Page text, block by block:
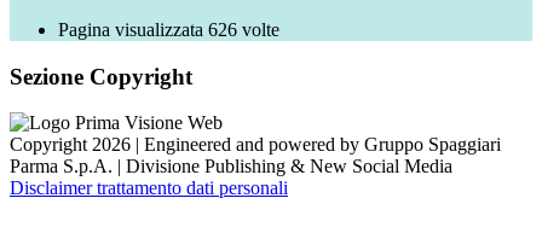
Pagina visualizzata 626 volte
Sezione Copyright
Copyright 2026 | Engineered and powered by Gruppo Spaggiari
Parma S.p.A. | Divisione Publishing & New Social Media
Disclaimer trattamento dati personali